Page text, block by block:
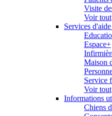
Visite
Voir tout
Services
Espace+
Maison
Service
Voir tout
Informations
Chiens